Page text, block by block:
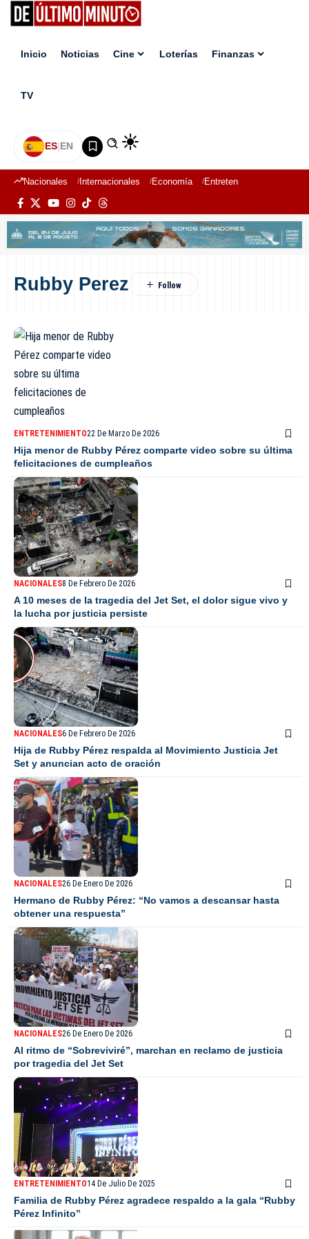
Inicio Noticias Cine Loterías Finanzas
TV
ES|EN
Nacionales Internacionales Economía Entretenimiento
Rubby Perez
ENTRETENIMIENTO22 De Marzo De 2026
Hija menor de Rubby Pérez comparte video sobre su última
felicitaciones de cumpleaños
NACIONALES8 De Febrero De 2026
A 10 meses de la tragedia del Jet Set, el dolor sigue vivo y
la lucha por justicia persiste
NACIONALES6 De Febrero De 2026
Hija de Rubby Pérez respalda al Movimiento Justicia Jet
Set y anuncian acto de oración
NACIONALES26 De Enero De 2026
Hermano de Rubby Pérez: “No vamos a descansar hasta
obtener una respuesta”
NACIONALES26 De Enero De 2026
Al ritmo de “Sobreviviré”, marchan en reclamo de justicia
por tragedia del Jet Set
ENTRETENIMIENTO14 De Julio De 2025
Familia de Rubby Pérez agradece respaldo a la gala “Rubby
Pérez Infinito”